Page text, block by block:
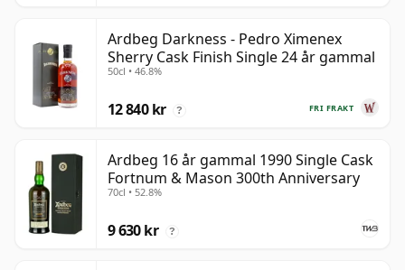
Ardbeg Darkness - Pedro Ximenex
Sherry Cask Finish Single 24 år gammal
50cl • 46.8%
FRI FRAKT
12 840 kr ?
Ardbeg 16 år gammal 1990 Single Cask
Fortnum & Mason 300th Anniversary
70cl • 52.8%
9 630 kr ?